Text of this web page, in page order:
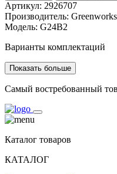
Артикул: 2926707
Производитель: Greenworks
Модель: G24B2
Варианты комплектаций
Показать больше
Самый востребованный
Каталог товаров
КАТАЛОГ